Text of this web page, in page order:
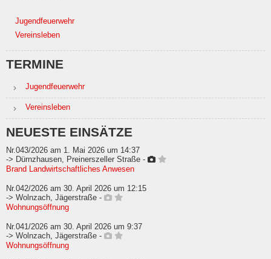
Jugendfeuerwehr
Vereinsleben
TERMINE
Jugendfeuerwehr
Vereinsleben
NEUESTE EINSÄTZE
Nr.043/2026 am 1. Mai 2026 um 14:37
-> Dürnzhausen, Preinerszeller Straße -
Brand Landwirtschaftliches Anwesen
Nr.042/2026 am 30. April 2026 um 12:15
-> Wolnzach, Jägerstraße -
Wohnungsöffnung
Nr.041/2026 am 30. April 2026 um 9:37
-> Wolnzach, Jägerstraße -
Wohnungsöffnung